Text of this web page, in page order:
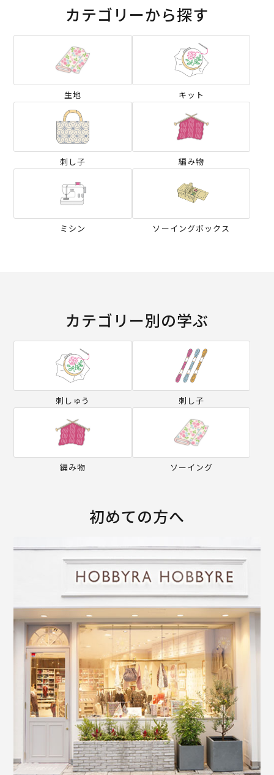
カテゴリーから探す
生地 キット
刺し子 編み物
ミシン ソーイングボックス
カテゴリー別の学ぶ
刺しゅう 刺し子
編み物 ソーイング
初めての方へ